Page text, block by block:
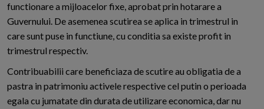
functionare a mijloacelor fixe, aprobat prin hotarare a
Guvernului. De asemenea scutirea se aplica in trimestrul in
care sunt puse in functiune, cu conditia sa existe profit in
trimestrul respectiv.
Contribuabilii care beneficiaza de scutire au obligatia de a
pastra in patrimoniu activele respective cel putin o perioada
egala cu jumatate din durata de utilizare economica, dar nu